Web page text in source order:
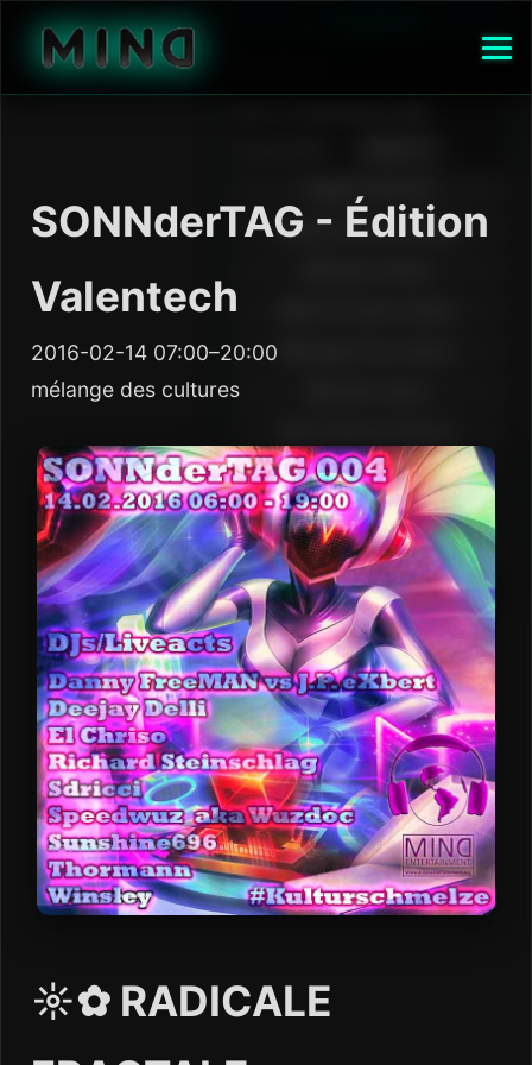
SONNderTAG - Édition
Valentech
2016-02-14 07:00–20:00
mélange des cultures
☼✿ RADICALE